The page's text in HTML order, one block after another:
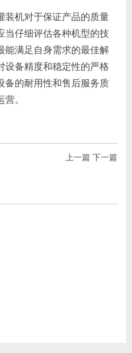
装机对于保证产品的质量
当仔细评估各种机型的技
能满足自身需求的最佳解
设备精度和稳定性的严格
备的耐用性和售后服务质
。
上一篇 下一篇